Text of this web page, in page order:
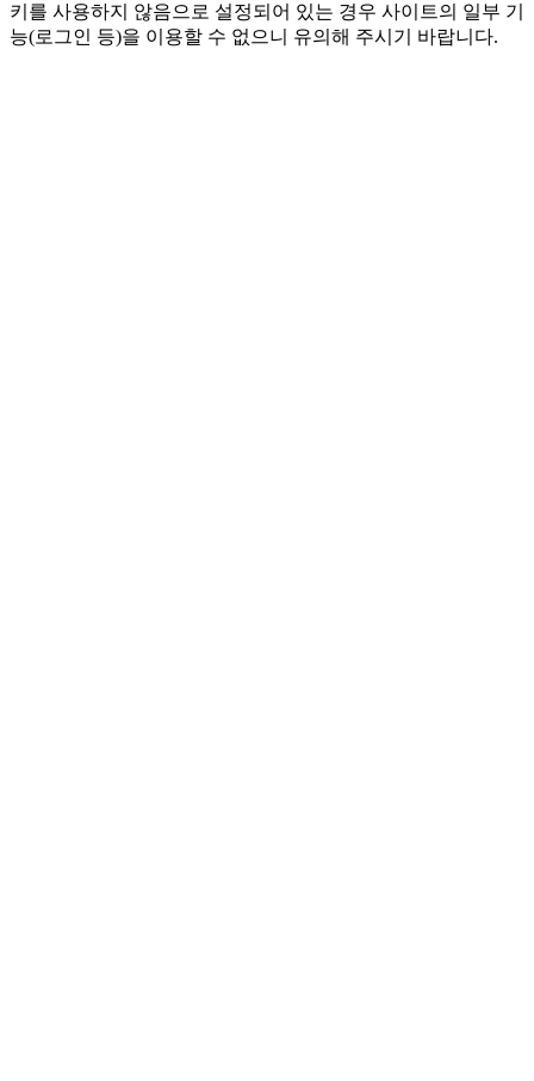
키를 사용하지 않음으로 설정되어 있는 경우 사이트의 일부 기
능(로그인 등)을 이용할 수 없으니 유의해 주시기 바랍니다.